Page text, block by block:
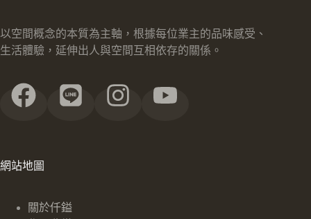
以空間概念的本質為主軸，根據每位業主的品味感受、
生活體驗，延伸出人與空間互相依存的關係。
網站地圖
關於仟鎰